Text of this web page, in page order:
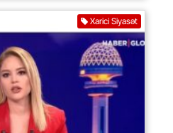
Xarici Siyasət